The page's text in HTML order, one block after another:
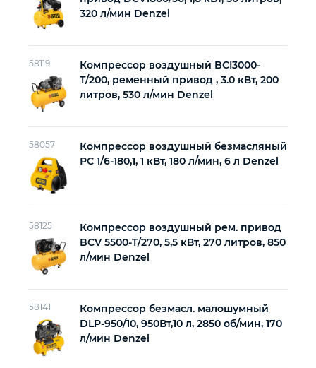
320 л/мин Denzel
58119
Компрессор воздушный BCI3000-
T/200, ременный привод , 3.0 кВт, 200
литров, 530 л/мин Denzel
58057
Компрессор воздушный безмасляный
РС 1/6-180,1, 1 кВт, 180 л/мин, 6 л Denzel
58125
Компрессор воздушный рем. привод
BCV 5500-T/270, 5,5 кВт, 270 литров, 850
л/мин Denzel
58141
Компрессор безмасл. малошумный
DLP-950/10, 950Вт,10 л, 2850 об/мин, 170
л/мин Denzel